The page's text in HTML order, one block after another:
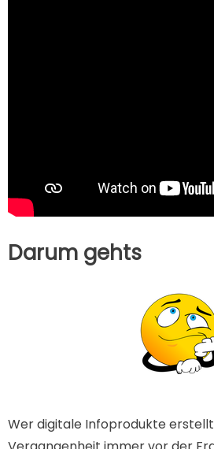
Darum gehts
Wer digitale Infoprodukte